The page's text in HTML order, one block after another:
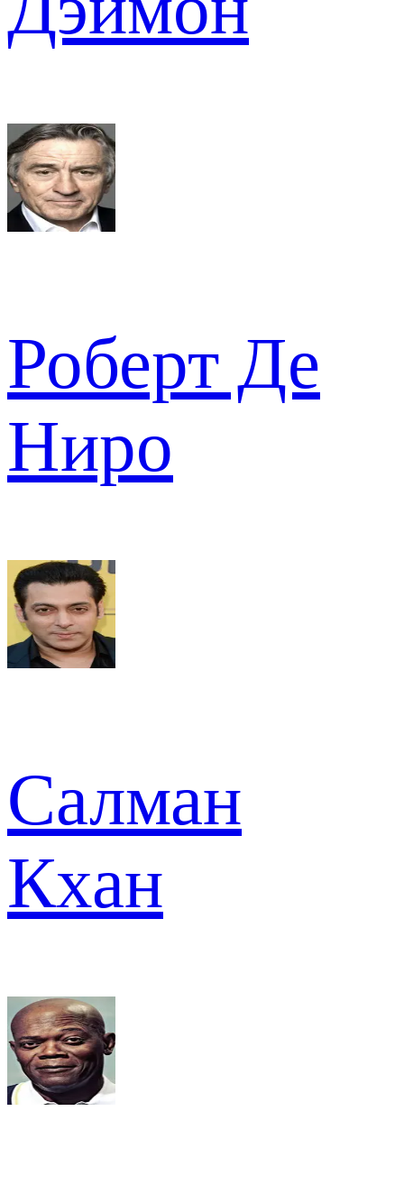
Роберт Де
Ниро
Салман
Кхан